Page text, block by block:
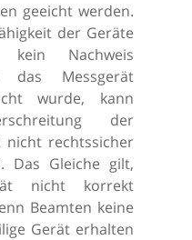
geeicht werden.
der Geräte
kein Nachweis
Messgerät
wurde, kann
der
nicht rechtssicher
Das Gleiche gilt,
nicht korrekt
Beamten keine
Gerät erhalten